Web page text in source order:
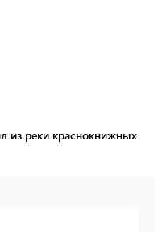
из реки краснокнижных